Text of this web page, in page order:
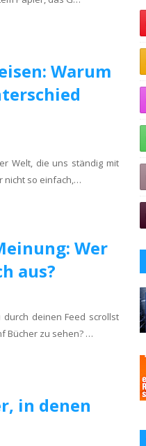
Warum
Welt, die uns ständig mit
nicht so einfach,…
Wer
aus?
deinen Feed scrollst
Bücher zu sehen? …
in denen